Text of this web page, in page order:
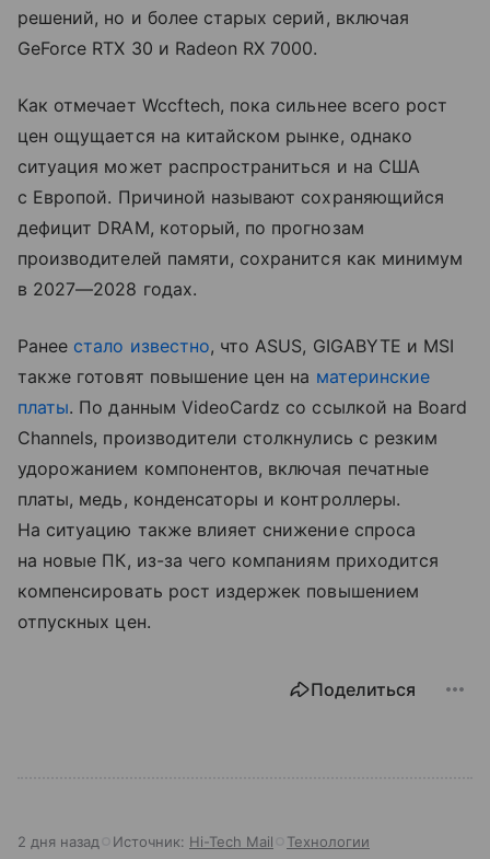
решений, но и более старых серий, включая
GeForce RTX 30 и Radeon RX 7000.
Как отмечает Wccftech, пока сильнее всего рост
цен ощущается на китайском рынке, однако
ситуация может распространиться и на США
с Европой. Причиной называют сохраняющийся
дефицит DRAM, который, по прогнозам
производителей памяти, сохранится как минимум
в 2027—2028 годах.
Ранее стало известно, что ASUS, GIGABYTE и MSI
также готовят повышение цен на материнские
платы. По данным VideoCardz со ссылкой на Board
Channels, производители столкнулись с резким
удорожанием компонентов, включая печатные
платы, медь, конденсаторы и контроллеры.
На ситуацию также влияет снижение спроса
на новые ПК, из-за чего компаниям приходится
компенсировать рост издержек повышением
отпускных цен.
Поделиться
2 дня назад Источник: Hi-Tech Mail Технологии